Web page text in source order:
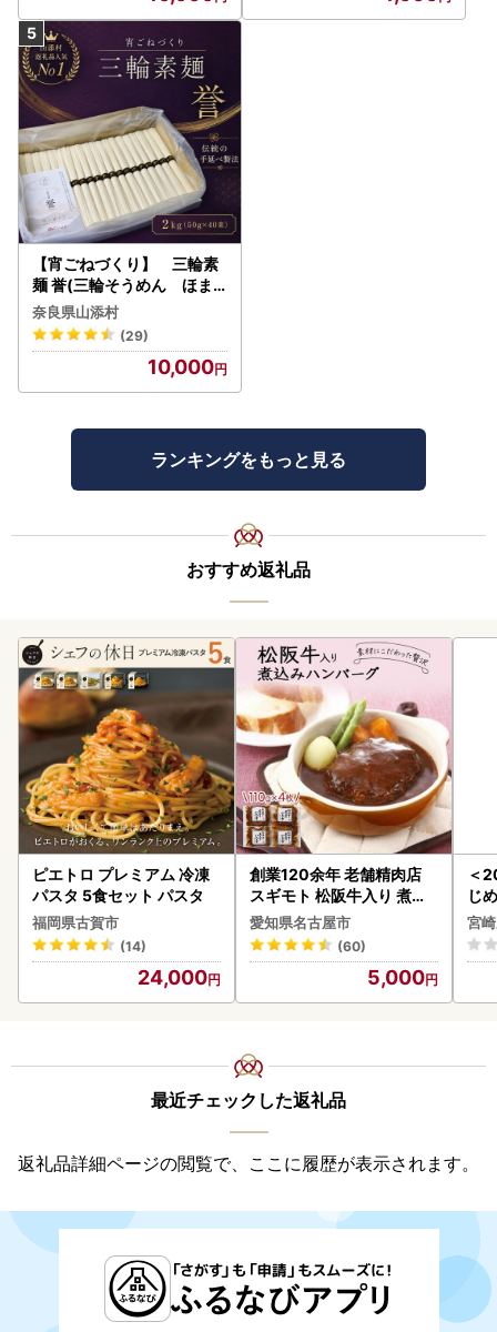
【宵ごねづくり】 三輪素
麺 誉(三輪そうめん ほま
れ) 2kg(50g×40束)
奈良県山添村
(29)
10,000
ランキングをもっと見る
おすすめ返礼品
ピエトロ プレミアム 冷凍
パスタ 5食セット パスタ
福岡県古賀市
(14)
24,000
創業120余年 老舗精肉店
スギモト 松阪牛入り 煮込
み ハンバーグ 110g×4枚
惣菜 お取り寄せ グルメ ハ
ンバーグ 冷凍
愛知県名古屋市
(60)
5,000
＜
じ
ロ
宮
最近チェックした返礼品
返礼品詳細ページの閲覧で、ここに履歴が表示されます。